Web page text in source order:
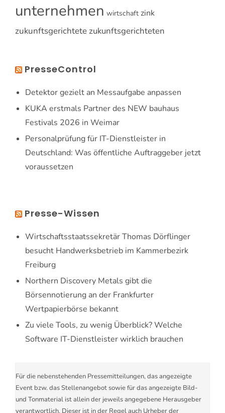
unternehmen wirtschaft zink
zukunftsgerichtete zukunftsgerichteten
PresseControl
Detektor gezielt an Messaufgabe anpassen
KUKA erstmals Partner des NEW bauhaus
Festivals 2026 in Weimar
Personalprüfung für IT-Dienstleister in
Deutschland: Was öffentliche Auftraggeber jetzt
voraussetzen
Presse-Wissen
Wirtschaftsstaatssekretär Thomas Dörflinger
besucht Handwerksbetrieb im Kammerbezirk
Freiburg
Northern Discovery Metals gibt die
Börsennotierung an der Frankfurter
Wertpapierbörse bekannt
Zu viele Tools, zu wenig Überblick? Welche
Software IT-Dienstleister wirklich brauchen
Für die nebenstehenden Pressemitteilungen, das angezeigte
Event bzw. das Stellenangebot sowie für das angezeigte Bild-
und Tonmaterial ist allein der jeweils angegebene Herausgeber
verantwortlich. Dieser ist in der Regel auch Urheber der